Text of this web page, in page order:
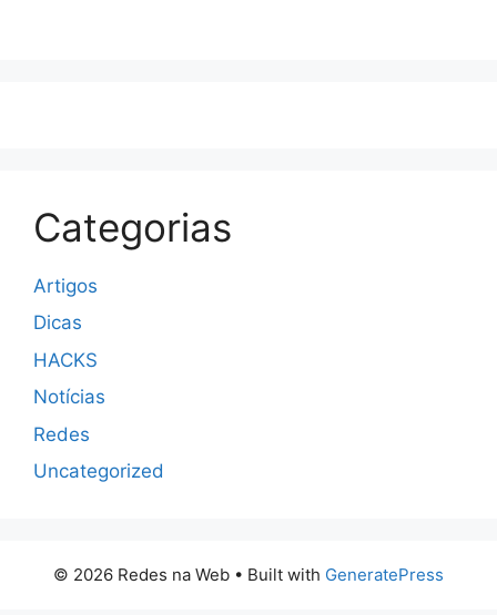
Categorias
Artigos
Dicas
HACKS
Notícias
Redes
Uncategorized
© 2026 Redes na Web • Built with GeneratePress